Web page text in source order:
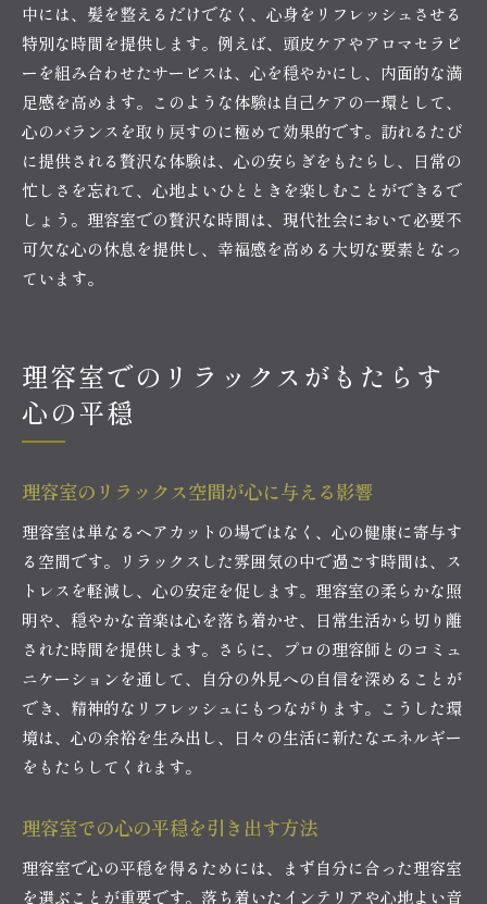
中には、髪を整えるだけでなく、心身をリフレッシュさせる
特別な時間を提供します。例えば、頭皮ケアやアロマセラピ
ーを組み合わせたサービスは、心を穏やかにし、内面的な満
足感を高めます。このような体験は自己ケアの一環として、
心のバランスを取り戻すのに極めて効果的です。訪れるたび
に提供される贅沢な体験は、心の安らぎをもたらし、日常の
忙しさを忘れて、心地よいひとときを楽しむことができるで
しょう。理容室での贅沢な時間は、現代社会において必要不
可欠な心の休息を提供し、幸福感を高める大切な要素となっ
ています。
理容室でのリラックスがもたらす
心の平穏
理容室のリラックス空間が心に与える影響
理容室は単なるヘアカットの場ではなく、心の健康に寄与す
る空間です。リラックスした雰囲気の中で過ごす時間は、ス
トレスを軽減し、心の安定を促します。理容室の柔らかな照
明や、穏やかな音楽は心を落ち着かせ、日常生活から切り離
された時間を提供します。さらに、プロの理容師とのコミュ
ニケーションを通して、自分の外見への自信を深めることが
でき、精神的なリフレッシュにもつながります。こうした環
境は、心の余裕を生み出し、日々の生活に新たなエネルギー
をもたらしてくれます。
理容室での心の平穏を引き出す方法
理容室で心の平穏を得るためには、まず自分に合った理容室
を選ぶことが重要です。落ち着いたインテリアや心地よい音